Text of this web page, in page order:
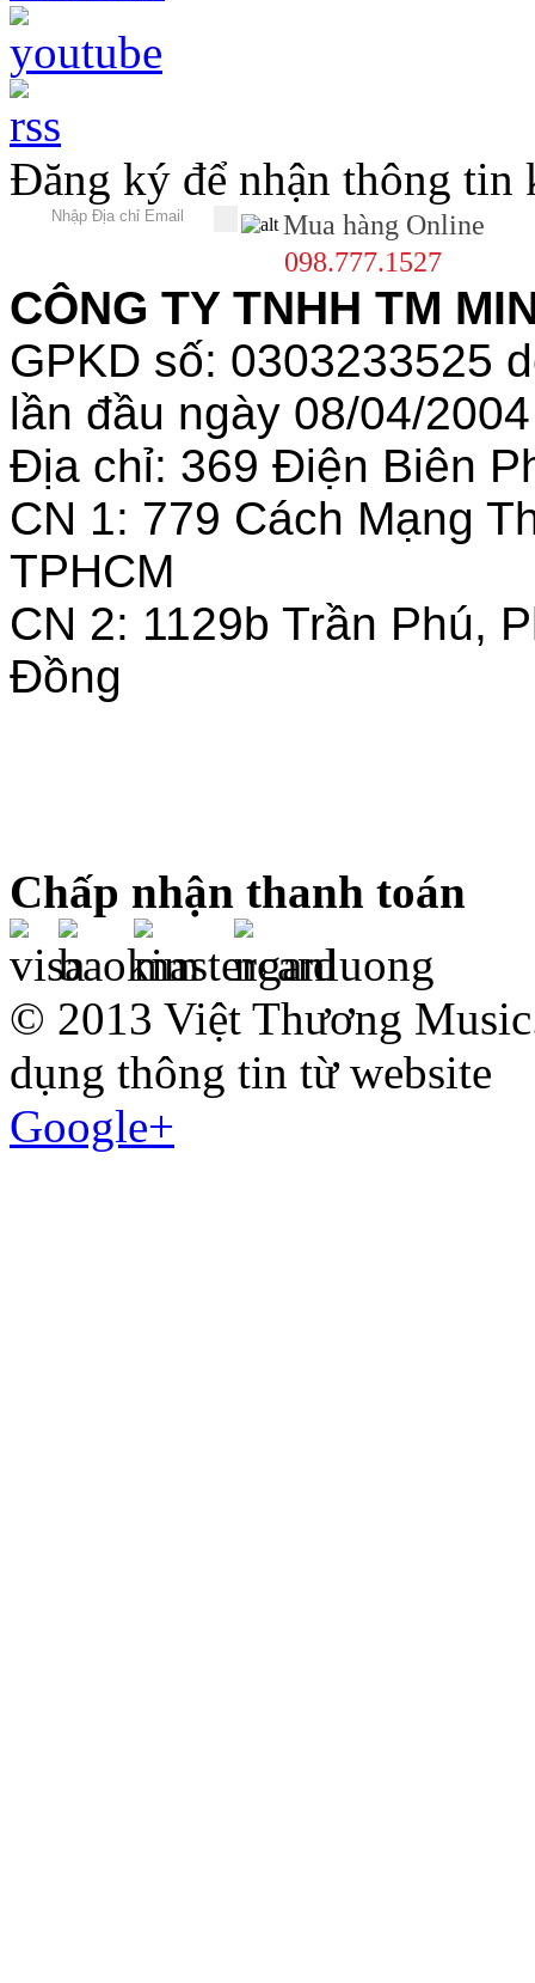
Đăng ký để nhận thông tin
Mua hàng Online
098.777.1527
CÔNG TY TNHH TM
GPKD số: 0303233525
lần đầu ngày 08/04/2004
Địa chỉ: 369 Điện Biên
CN 1: 779 Cách Mạng
TPHCM
CN 2: 1129b Trần Phú,
Đồng
Chấp nhận thanh toán
© 2013 Việt Thương
dụng thông tin từ website
Google+